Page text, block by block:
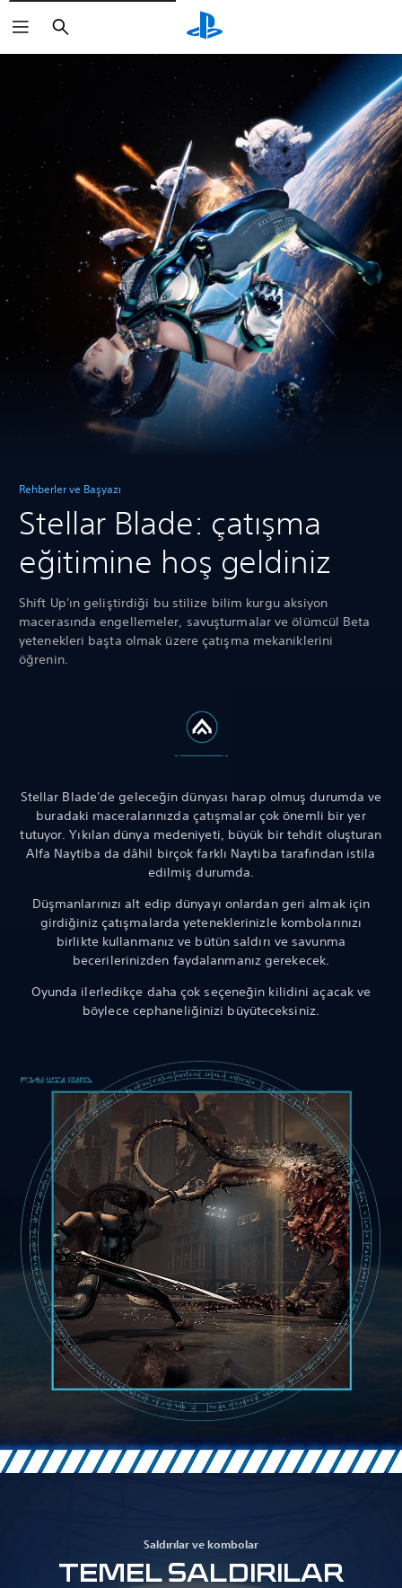
Arama
Rehberler ve Başyazı
Stellar Blade: çatışma
eğitimine hoş geldiniz
Shift Up'ın geliştirdiği bu stilize bilim kurgu aksiyon
macerasında engellemeler, savuşturmalar ve ölümcül Beta
yetenekleri başta olmak üzere çatışma mekaniklerini
öğrenin.
Stellar Blade'de geleceğin dünyası harap olmuş durumda ve
buradaki maceralarınızda çatışmalar çok önemli bir yer
tutuyor. Yıkılan dünya medeniyeti, büyük bir tehdit oluşturan
Alfa Naytiba da dâhil birçok farklı Naytiba tarafından istila
edilmiş durumda.
Düşmanlarınızı alt edip dünyayı onlardan geri almak için
girdiğiniz çatışmalarda yeteneklerinizle kombolarınızı
birlikte kullanmanız ve bütün saldırı ve savunma
becerilerinizden faydalanmanız gerekecek.
Oyunda ilerledikçe daha çok seçeneğin kilidini açacak ve
böylece cephaneliğinizi büyüteceksiniz.
Saldırılar ve kombolar
TEMEL SALDIRILAR